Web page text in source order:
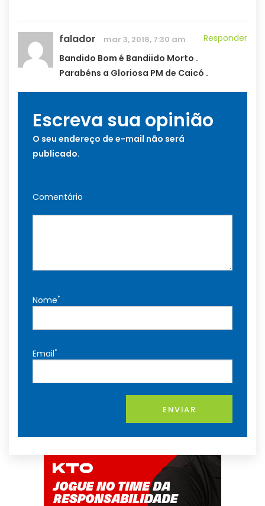
falador mar 3, 2018, 7:30 am
Responder
Bandido Bom é Bandiido Morto .
Parabéns a Gloriosa PM de Caicó .
Escreva sua opinião
O seu endereço de e-mail não será
publicado.
Comentário
Nome*
Email*
ENVIAR